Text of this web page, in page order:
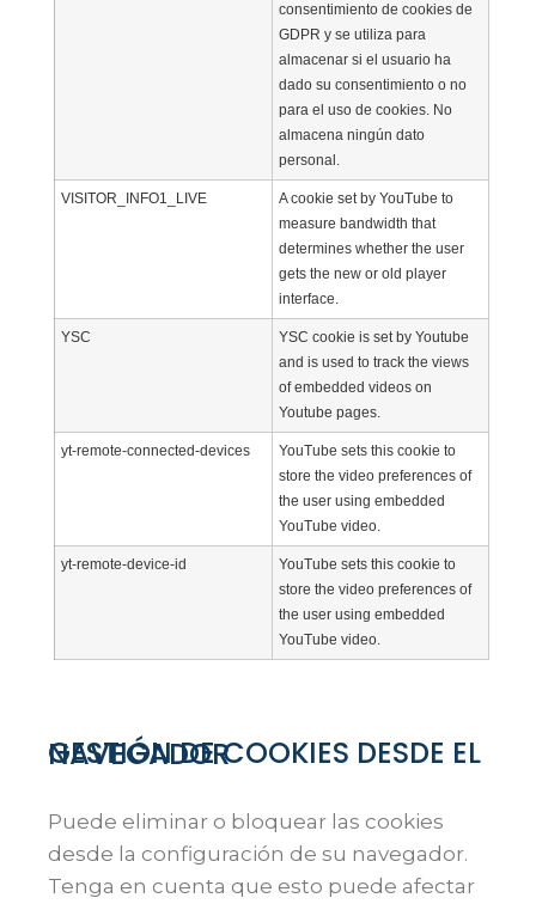
consentimiento de cookies de
GDPR y se utiliza para
almacenar si el usuario ha
dado su consentimiento o no
para el uso de cookies. No
almacena ningún dato
personal.
VISITOR_INFO1_LIVE
A cookie set by YouTube to
measure bandwidth that
determines whether the user
gets the new or old player
interface.
YSC
YSC cookie is set by Youtube
and is used to track the views
of embedded videos on
Youtube pages.
yt-remote-connected-devices
YouTube sets this cookie to
store the video preferences of
the user using embedded
YouTube video.
yt-remote-device-id
YouTube sets this cookie to
store the video preferences of
the user using embedded
YouTube video.
GESTIÓN DE COOKIES DESDE EL NAVEGADOR
Puede eliminar o bloquear las cookies
desde la configuración de su navegador.
Tenga en cuenta que esto puede afectar